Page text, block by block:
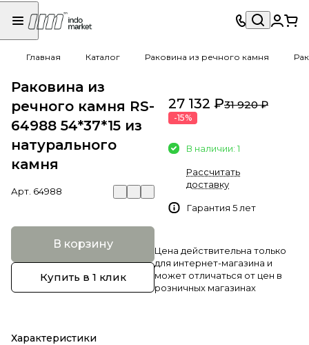
Главная Каталог Раковина из речного камня
Раковина из
речного камня RS-
64988 54*37*15 из
натурального
камня
Арт. 64988
В корзину
Купить в 1 клик
Характеристики
27 132 ₽31 920 ₽
-15%
В наличии: 1
Рассчитать
доставку
Гарантия 5 лет
Цена действительна только
для интернет-магазина и
может отличаться от цен в
розничных магазинах